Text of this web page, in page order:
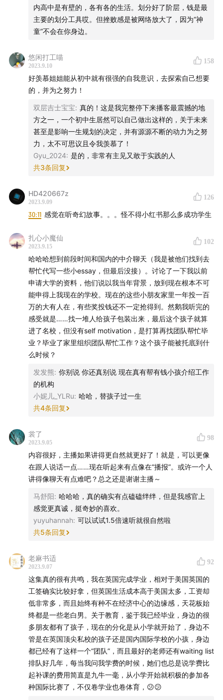
内高中是有壁的，各有各的生活。划分好了阶层，钱是最
主要的划分工具哎。但挫败感是被网络放大了，因为“神
童”不会在你身边。
悠闲打工喵
2023.9.10
158
好羡慕姐姐能从初中就有很强的自我意识，去探索自己想要
的，并为之努力！
双层吉士宝宝: 真的！这是我完整停下来播客最震撼的地
方之一，一个初中生居然可以自己做出这样的，关于未来
甚至是影响一生规划的决定，并有源源不断的动力为之努
力，太不可思议且令我羡慕了！
Gyu_2024: 是的，非常有主见又敢于实践的人
共3条回复
HD420667z
2023.9.09
126
30:11 感觉在听奇幻故事。。。怪不得小红书那么多成功学生
扎心小魔仙
2023.9.15
102
哈哈哈想到前段时间和国内的中介聊天（我是被他们找到去
帮忙代写一些小essay，但最后没接）。讨论了一下我以前
申请大学的资料，他们说以我当年背景，放到现在根本不可
能申得上我现在的学校。现在的这些小朋友家里一年投一百
万的大有人在，有些奖投钱还不一定抢得到。然鹅我听完的
感受就是……找一堆人给孩子包装出来，最后这个孩子就算
进了名校，但没有self motivation，是打算再找团队帮忙毕
业？毕业了家里组织团队帮忙工作？这个孩子能被托底到什
么时候？
发发熊: 你别说 你还真别说 现在真有帮有钱小孩介绍工作
的机构
小妮儿_YLRu: 哈哈，替孩子过一生
共4条回复
裳了
2023.9.05
98
内容很好，主播如果讲得更自然就更好了！就是，可以更像
在跟人说话一点……现在听起来有点像在“播报”。或许一个人
讲得像聊天有点难吧？总之还是谢谢主播～
马舒阳: 哈哈哈，真的确实有点磕磕绊绊，但是我感官上
感觉更真诚，挺奇妙的喜欢。
yuyuhannah: 可以试试1.5倍速听就很自然啦
共5条回复
老麻书适
2023.9.07
92
这集真的很有共鸣，我在英国完成学业，相对于美国英国的
工签确实比较好拿，但英国生活成本高于美国太多，工资却
低非常多，而且始终有种不在经济中心的边缘感，天花板始
终都是一些老白男。关于教育，鉴于我已经毕业，身边的很
多朋友都有了孩子，现在的分化是从小学就开始了，身边不
管是在英国顶尖私校的孩子还是国内国际学校的小孩，身边
都已经有了这样一个“团队”，而且最好的老师还有waiting list
排队好几年，每当我问我学费的时候，她们也总是说学费比
起补课的费用简直是九牛一毫，从小学开始就积极的参加各
种国际比赛了，不仅卷学业也卷体育，😕😕